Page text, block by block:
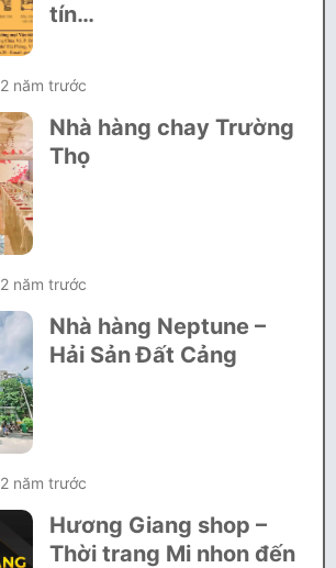
tín…
2 năm trước
Nhà hàng chay Trường
Thọ
2 năm trước
Nhà hàng Neptune –
Hải Sản Đất Cảng
2 năm trước
Hương Giang shop –
Thời trang Mi nhon đến